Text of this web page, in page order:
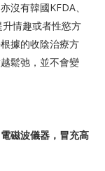
沒有韓國KFDA、
情趣或者性慾方
據的收陰治療方
鬆弛，並不會變
磁波儀器，冒充高